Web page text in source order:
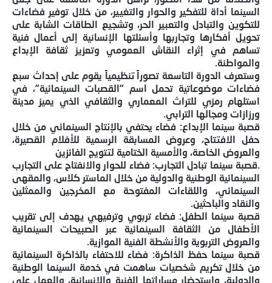
السينما أداة للتفكير والحوار والتغيير، من خلال توفير فضاءات
للتكوين والتبادل والتعبير الحر، وتشجيع الطاقات الشابة على
تحويل أفكارها وتجاربها وأسئلتها الإنسانية إلى أعمال فنية
تساهم في إثراء النقاش العمومي وتعزيز ثقافة الإبداع
والمواطنة.
وستعرف الدورة التاسعة تصوراً تنظيمياً يقوم على إحداث سبع
فضاءات موضوعاتية تحمل اسم “القصبات السينمائية”، في
استلهام رمزي للتراث المعماري والثقافي الذي يميز مدينة
ورزازات ومجالها الترابي.
قصبة سينما الإبداع: فضاء يحتفي بالإنتاج السينمائي من خلال
حفل الافتتاح، وعروض المسابقة الرسمية للأفلام القصيرة،
والعروض الخاصة، والأمسية الختامية لتتويج الفائزين
.قصبة سينما تبادل التجارب: فضاء للحوار والانفتاح على التجارب
السينمائية الوطنية والدولية من خلال الماستر كلاس، والمقهى
السينمائي، واللقاءات المفتوحة مع المخرجين والممثلين
والنقاد والباحثين.
قصبة سينما الطفل: فضاء تربوي وترفيهي يهدف إلى تقريب
الأطفال من الثقافة السينمائية عبر الصبيحات السينمائية
والعروض التربوية والأنشطة الفنية الموازية.
قصبة سينما حفظ الذاكرة: فضاء للاحتفاء بالذاكرة السينمائية
من خلال تكريم شخصيات ساهمت في خدمة السينما الوطنية
والدولية، واستحضار مساراتها الفنية والإنسانية، والعمل على